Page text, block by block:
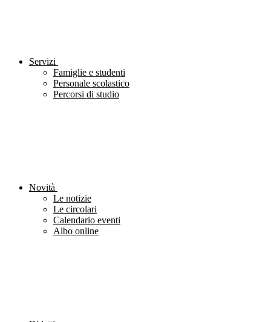
Servizi
Famiglie e studenti
Personale scolastico
Percorsi di studio
Novità
Le notizie
Le circolari
Calendario eventi
Albo online